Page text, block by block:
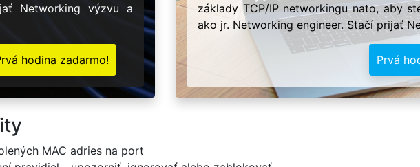
Networking výzvu a
hodina zadarmo!
základy TCP/IP networkingu nato, aby
ako jr. Networking engineer. Stačí prijať
Prvá
MAC adries na port